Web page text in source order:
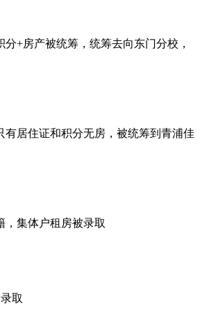
+房产被统筹，统筹去向东门分校，
有居住证和积分无房，被统筹到青浦佳
，集体户租房被录取
取